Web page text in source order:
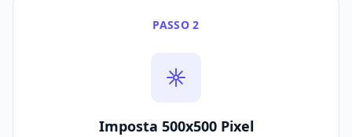
PASSO 2
Imposta 500x500 Pixel